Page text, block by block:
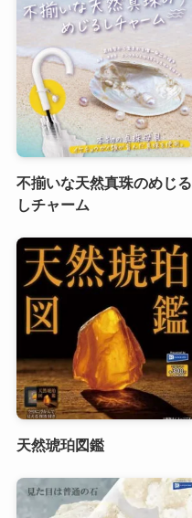
不揃いな天然真珠のめじる
しチャーム
天然琥珀図鑑